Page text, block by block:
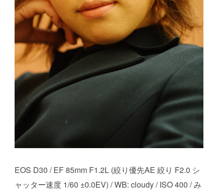
EOS D30 / EF 85mm F1.2L (絞り優先AE 絞り F2.0 シ
ャッター速度 1/60 ±0.0EV) / WB: cloudy / ISO 400 / み